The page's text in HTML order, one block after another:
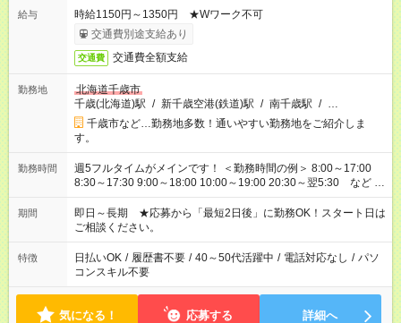
給与
時給1150円～1350円 ★Wワーク不可
交通費別途支給あり
交通費 交通費全額支給
勤務地
北海道千歳市
千歳(北海道)駅 / 新千歳空港(鉄道)駅 / 南千歳駅 / …
千歳市など…勤務地多数！通いやすい勤務地をご紹介しま
す。
勤務時間
週5フルタイムがメインです！ ＜勤務時間の例＞ 8:00～17:00
8:30～17:30 9:00～18:00 10:00～19:00 20:30～翌5:30 など ★
その他にも勤務時間多数！ 日勤のみ、残業なし、交替制など
ご希望を教えてください！
期間
即日～長期 ★応募から「最短2日後」に勤務OK！スタート日は
ご相談ください。
特徴 日払いOK / 履歴書不要 / 40～50代活躍中 / 電話対応なし / パソ
コンスキル不要
気になる！ 応募する 詳細へ